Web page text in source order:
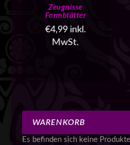
Zeugnisse
Formblätter
€4,99 inkl.
MwSt.
WARENKORB
Es befinden sich keine